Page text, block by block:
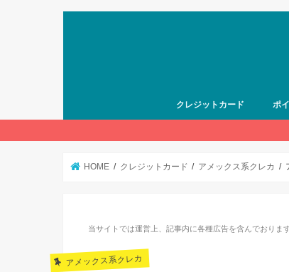
クレジットカード ポ
HOME クレジットカード アメックス系クレカ
当サイトでは運営上、記事内に各種広告を含んでおります
アメックス系クレカ